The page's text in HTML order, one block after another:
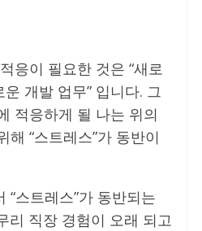
응이 필요한 것은 “새로
운 개발 업무” 입니다. 그
적응하게 될 나는 위의
해 “스트레스”가 동반이
“스트레스”가 동반되는
리 직장 경험이 오래 되고